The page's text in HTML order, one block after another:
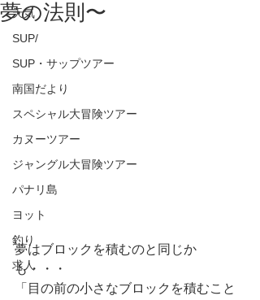
天気
SUP/
SUP・サップツアー
南国だより
スペシャル大冒険ツアー
カヌーツアー
ジャングル大冒険ツアー
パナリ島
ヨット
釣り
求人
夢の法則〜
夢はブロックを積むのと同じか
も・・・
「目の前の小さなブロックを積むこと